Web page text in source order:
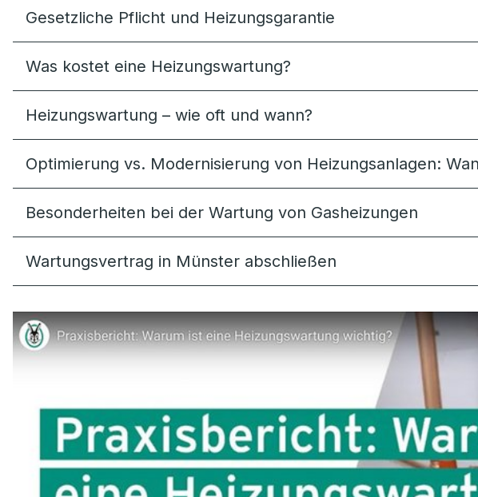
Gesetzliche Pflicht und Heizungsgarantie
Was kostet eine Heizungswartung?
Heizungswartung – wie oft und wann?
Optimierung vs. Modernisierung von Heizungsanlagen:
Besonderheiten bei der Wartung von Gasheizungen
Wartungsvertrag in Münster abschließen